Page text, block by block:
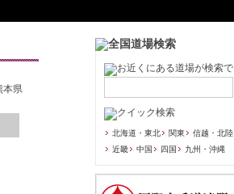
県
北海道・東北 関東 信越・北陸
近畿
中国 四国 九州・沖縄